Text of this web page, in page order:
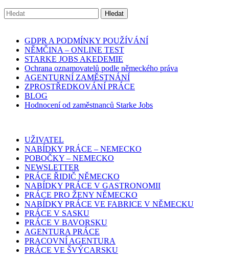
GDPR A PODMÍNKY POUŽÍVÁNÍ
NĚMČINA – ONLINE TEST
STARKE JOBS AKEDEMIE
Ochrana oznamovatelů podle německého práva
AGENTURNÍ ZAMĚSTNÁNÍ
ZPROSTŘEDKOVÁNÍ PRÁCE
BLOG
Hodnocení od zaměstnanců Starke Jobs
UŽIVATEL
NABÍDKY PRÁCE – NEMECKO
POBOČKY – NEMECKO
NEWSLETTER
PRÁCE ŘIDIČ NĚMECKO
NABÍDKY PRÁCE V GASTRONOMII
PRÁCE PRO ŽENY NĚMECKO
NABÍDKY PRÁCE VE FABRICE V NĚMECKU
PRÁCE V SASKU
PRÁCE V BAVORSKU
AGENTURA PRÁCE
PRACOVNÍ AGENTURA
PRÁCE VE ŠVÝCARSKU